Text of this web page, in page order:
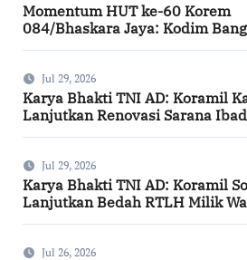
Momentum HUT ke-60 Korem
084/Bhaskara Jaya: Kodim
Jul 29, 2026
Karya Bhakti TNI AD: Koramil
Lanjutkan Renovasi Sarana
Jul 29, 2026
Karya Bhakti TNI AD: Koramil
Lanjutkan Bedah RTLH Milik
Jul 26, 2026